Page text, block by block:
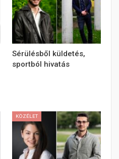
Sérülésből küldetés,
sportból hivatás
KÖZÉLET